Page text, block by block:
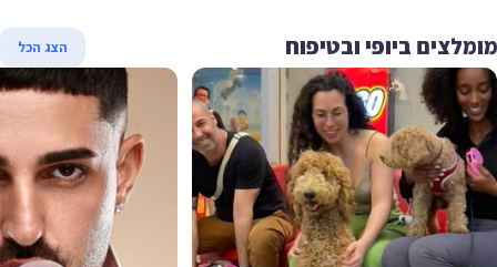
ביופי ובטיפוח הצג הכל